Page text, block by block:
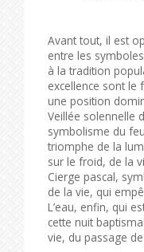
Avant tout, il est
entre les
à la tradition
excellence sont le
une position
Veillée solennelle
symbolisme du
triomphe de la
sur le froid, de la
Cierge pascal,
de la vie, qui
L’eau, enfin, qui
cette nuit
vie, du passage